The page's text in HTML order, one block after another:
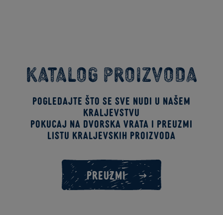
Katalog proizvoda
Pogledajte što se sve nudi u našem
kraljevstvu
Pokucaj na dvorska vrata i preuzmi
listu kraljevskih proizvoda
PREUZMI